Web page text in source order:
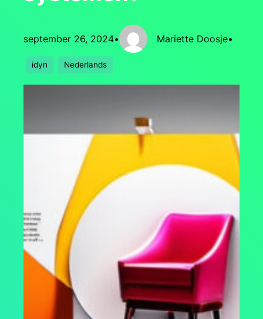
september 26, 2024• Mariette Doosje•
idyn Nederlands